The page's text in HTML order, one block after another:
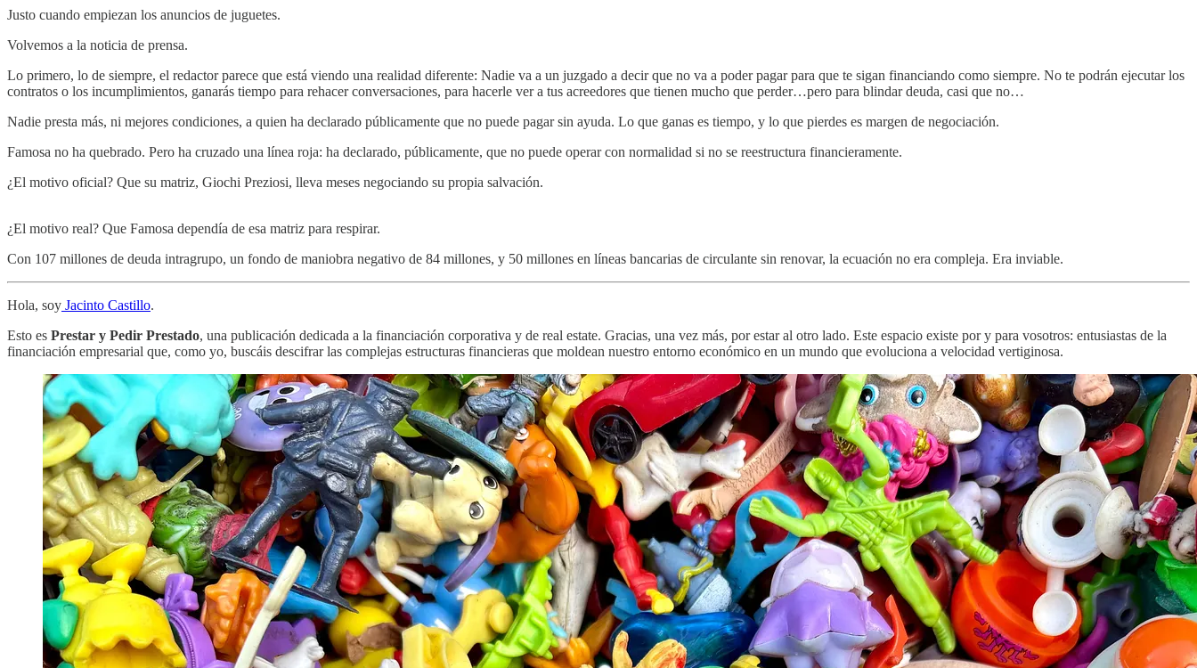
Justo cuando empiezan los anuncios de juguetes.
Volvemos a la noticia de prensa.
Lo primero, lo de siempre, el redactor parece que está viendo una realidad diferente: Nadie va a un juzgado a decir que no va a poder pagar para que te sigan financiando como siempre. No te podrán ejecutar los
contratos o los incumplimientos, ganarás tiempo para rehacer conversaciones, para hacerle ver a tus acreedores que tienen mucho que perder…pero para blindar deuda, casi que no…
Nadie presta más, ni mejores condiciones, a quien ha declarado públicamente que no puede pagar sin ayuda. Lo que ganas es tiempo, y lo que pierdes es margen de negociación.
Famosa no ha quebrado. Pero ha cruzado una línea roja: ha declarado, públicamente, que no puede operar con normalidad si no se reestructura financieramente.
¿El motivo oficial? Que su matriz, Giochi Preziosi, lleva meses negociando su propia salvación.
¿El motivo real? Que Famosa dependía de esa matriz para respirar.
Con 107 millones de deuda intragrupo, un fondo de maniobra negativo de 84 millones, y 50 millones en líneas bancarias de circulante sin renovar, la ecuación no era compleja. Era inviable.
Hola, soy Jacinto Castillo.
Esto es Prestar y Pedir Prestado, una publicación dedicada a la financiación corporativa y de real estate. Gracias, una vez más, por estar al otro lado. Este espacio existe por y para vosotros: entusiastas de la
financiación empresarial que, como yo, buscáis descifrar las complejas estructuras financieras que moldean nuestro entorno económico en un mundo que evoluciona a velocidad vertiginosa.